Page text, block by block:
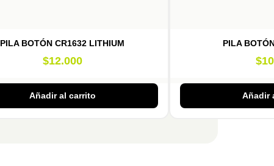
PILA BOTÓN CR1632 LITHIUM
$12.000
Añadir al carrito
PILA
$
Añadir